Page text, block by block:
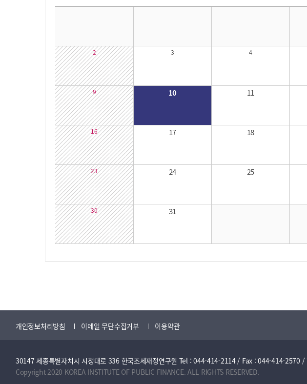
2 3 4
9 10 11
16 17 18
23 24 25
30 31
개인정보처리방침 이메일 무단수집거부 이용약관
30147 세종특별자치시 시청대로 336 한국조세재정연구원 Tel : 044-414-2114 / Fax : 044-414-2570
Copyright 2020 KOREA INSTITUTE OF PUBLIC FINANCE. ALL RIGHTS RESERVED.